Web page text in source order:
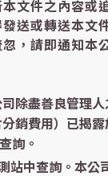
文件之內容或
送或轉送本文
，請即通知本
除盡善良管理
銷費用）已揭
詢。
站中查詢。本公